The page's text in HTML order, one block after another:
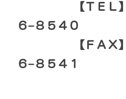
【ＴＥＬ】０
６−８５４０
【ＦＡＸ】０
６−８５４１